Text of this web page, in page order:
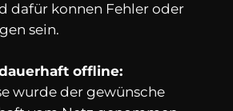
dafür konnen Fehler oder
sein.
offline:
wurde der gewünsche